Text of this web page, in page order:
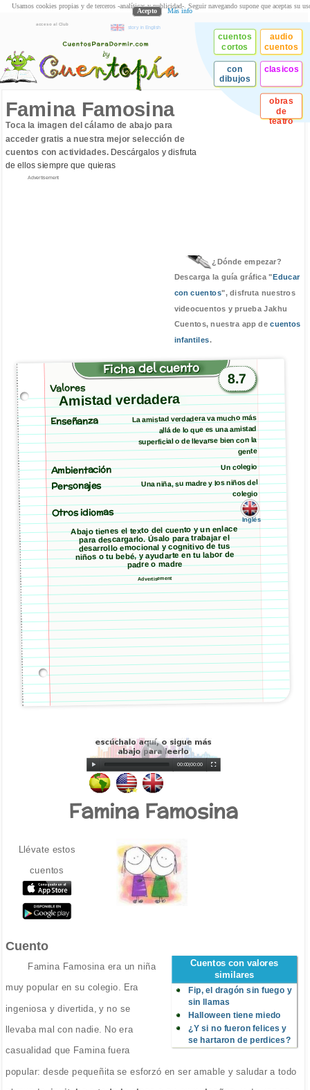
acceso al Club
story in English
cuentos
cortos
audio
cuentos
con
dibujos
clasicos
obras
de
teatro
Famina Famosina
Toca la imagen del cálamo de abajo para
acceder gratis a nuestra mejor selección de
cuentos con actividades.Descárgalos y disfruta
de ellos siempre que quieras
Advertisement
¿Dónde empezar?
Descarga la guía gráfica " Educar
con cuentos", disfruta nuestros
videocuentos y prueba Jakhu
Cuentos, nuestra app decuentos
infantiles.
Ficha del cuento
8.7
Valores
Amistad verdadera
Enseñanza La amistad verdadera va mucho más
allá de lo que es una amistad
superficial o de llevarse bien con la
gente
Ambientación Un colegio
Personajes Una niña, su madre y los niños del
colegio
Otros idiomas
Inglés
Abajo tienes el texto del cuento y un enlace
para descargarlo. Úsalo para trabajar el
desarrollo emocional y cognitivo de tus
niños o tu bebé, y ayudarte en tu labor de
padre o madre
Advertisement
00:00|00:00
Famina Famosina
Llévate estos
cuentos
Cuento
Cuentos con valores
similares
Fip, el dragón sin fuego y
sin llamas
Halloween tiene miedo
¿Y si no fueron felices y
se hartaron de perdices?
Famina Famosina era un niña
muy popular en su colegio. Era
ingeniosa y divertida, y no se
llevaba mal con nadie. No era
casualidad que Famina fuera
popular: desde pequeñita se esforzó en ser amable y saludar a todo
Usamos cookies propias y de terceros -analíticas y publicidad-. Seguir navegando supone que aceptas su
Acepto Más info